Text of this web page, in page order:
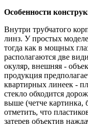
Особенности
Внутри трубчатого
линз. У простых
тогда как в мощных
располагаются две
окуляр, внешняя -
продукция
квартирных линеек -
стекло обходится
выше (четче
отметить, что
затерев объектив